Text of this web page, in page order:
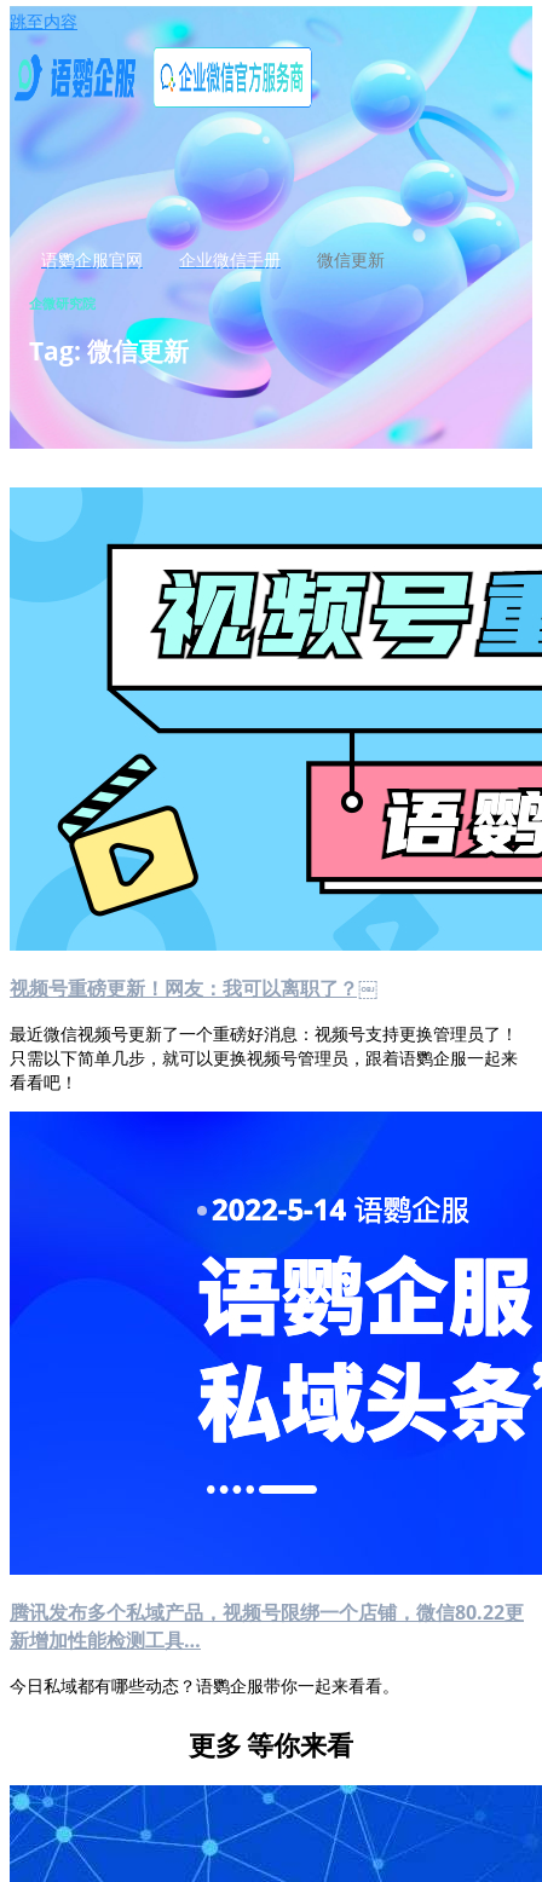
跳至内容
语鹦企服官网 企业微信手册 微信更新
企微研究院
Tag: 微信更新
视频号重磅更新！网友：我可以离职了？￼
最近微信视频号更新了一个重磅好消息：视频号支持更换管理员了！
只需以下简单几步，就可以更换视频号管理员，跟着语鹦企服一起来
看看吧！
腾讯发布多个私域产品，视频号限绑一个店铺，微信80.22更
新增加性能检测工具…
今日私域都有哪些动态？语鹦企服带你一起来看看。
更多等你来看